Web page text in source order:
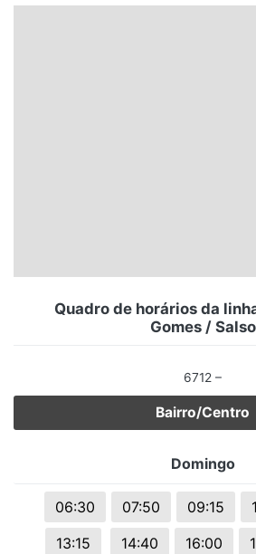
Quadro de horários da
Gomes / Salso
6712 –
Bairro/Centro
Domingo
06:30 07:50 09:15
13:15
14:40 16:00